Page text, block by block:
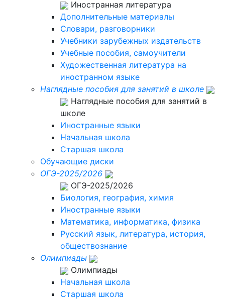
Иностранная литература
Дополнительные материалы
Словари, разговорники
Учебники зарубежных издательств
Учебные пособия, самоучители
Художественная литература на
иностранном языке
Наглядные пособия для занятий в школе
Наглядные пособия для занятий в
школе
Иностранные языки
Начальная школа
Старшая школа
Обучающие диски
ОГЭ-2025/2026
ОГЭ-2025/2026
Биология, география, химия
Иностранные языки
Математика, информатика, физика
Русский язык, литература, история,
обществознание
Олимпиады
Олимпиады
Начальная школа
Старшая школа